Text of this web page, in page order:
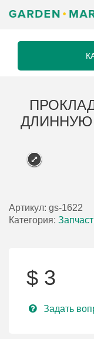
ДЛИННУЮ
Артикул: gs-1622
Категория:
$ 3
Задать